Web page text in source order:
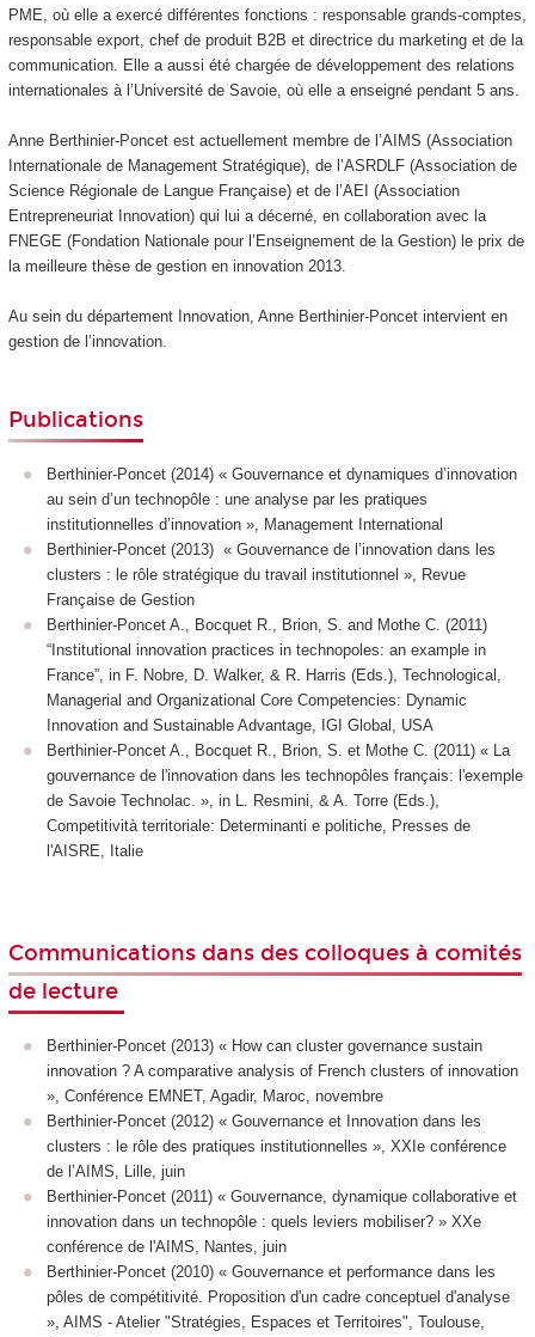
PME, où elle a exercé différentes fonctions : responsable grands-comptes,
responsable export, chef de produit B2B et directrice du marketing et de la
communication. Elle a aussi été chargée de développement des relations
internationales à l’Université de Savoie, où elle a enseigné pendant 5 ans.
Anne Berthinier-Poncet est actuellement membre de l’AIMS (Association
Internationale de Management Stratégique), de l’ASRDLF (Association de
Science Régionale de Langue Française) et de l’AEI (Association
Entrepreneuriat Innovation) qui lui a décerné, en collaboration avec la
FNEGE (Fondation Nationale pour l’Enseignement de la Gestion) le prix de
la meilleure thèse de gestion en innovation 2013.
Au sein du département Innovation, Anne Berthinier-Poncet intervient en
gestion de l’innovation.
Publications
Berthinier-Poncet (2014) « Gouvernance et dynamiques d’innovation
au sein d’un technopôle : une analyse par les pratiques
institutionnelles d’innovation », Management International
Berthinier-Poncet (2013) « Gouvernance de l’innovation dans les
clusters : le rôle stratégique du travail institutionnel », Revue
Française de Gestion
Berthinier-Poncet A., Bocquet R., Brion, S. and Mothe C. (2011)
“Institutional innovation practices in technopoles: an example in
France”, in F. Nobre, D. Walker, & R. Harris (Eds.), Technological,
Managerial and Organizational Core Competencies: Dynamic
Innovation and Sustainable Advantage, IGI Global, USA
Berthinier-Poncet A., Bocquet R., Brion, S. et Mothe C. (2011) « La
gouvernance de l'innovation dans les technopôles français: l'exemple
de Savoie Technolac. », in L. Resmini, & A. Torre (Eds.),
Competitività territoriale: Determinanti e politiche, Presses de
l'AISRE, Italie
Communications dans des colloques à comités
de lecture
Berthinier-Poncet (2013) « How can cluster governance sustain
innovation ? A comparative analysis of French clusters of innovation
», Conférence EMNET, Agadir, Maroc, novembre
Berthinier-Poncet (2012) « Gouvernance et Innovation dans les
clusters : le rôle des pratiques institutionnelles », XXIe conférence
de l’AIMS, Lille, juin
Berthinier-Poncet (2011) « Gouvernance, dynamique collaborative et
innovation dans un technopôle : quels leviers mobiliser? » XXe
conférence de l'AIMS, Nantes, juin
Berthinier-Poncet (2010) « Gouvernance et performance dans les
pôles de compétitivité. Proposition d'un cadre conceptuel d'analyse
», AIMS - Atelier "Stratégies, Espaces et Territoires", Toulouse,